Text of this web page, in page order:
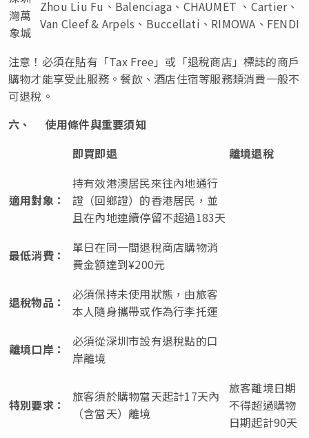
灣萬
象城
Zhou Liu Fu、Balenciaga、CHAUMET 、Cartier、
Van Cleef & Arpels、Buccellati、RIMOWA、FENDI
注意！必須在貼有「Tax Free」或「退稅商店」標誌的商戶
購物才能享受此服務。餐飲、酒店住宿等服務類消費一般不
可退稅。
六、 使用條件與重要須知
即買即退
離境退稅
適用對象：
持有效港澳居民來往內地通行
證（回鄉證）的香港居民，並
且在內地連續停留不超過183天
最低消費：
單日在同一間退稅商店購物消
費金額達到¥200元
退稅物品：
必須保持未使用狀態，由旅客
本人隨身攜帶或作為行李托運
離境口岸：
必須從深圳市設有退稅點的口
岸離境
特別要求：
旅客須於購物當天起計17天內
（含當天）離境
旅客離境日期
不得超過購物
日期起計90天